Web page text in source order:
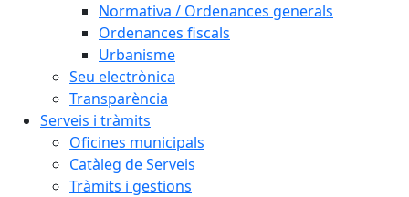
Normativa / Ordenances generals
Ordenances fiscals
Urbanisme
Seu electrònica
Transparència
Serveis i tràmits
Oficines municipals
Catàleg de Serveis
Tràmits i gestions